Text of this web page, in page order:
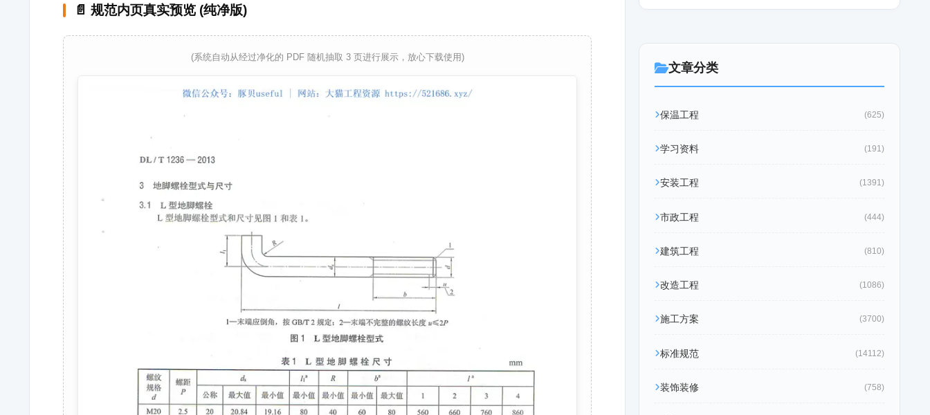
📄 规范内页真实预览 (纯净版)
(系统自动从经过净化的 PDF 随机抽取 3 页进行展示，放心下载使用)
文章分类
保温工程 (625)
学习资料 (191)
安装工程 (1391)
市政工程 (444)
建筑工程 (810)
改造工程 (1086)
施工方案 (3700)
标准规范 (14112)
装饰装修 (758)